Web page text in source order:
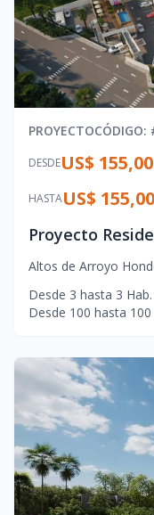
PROYECTOCÓDIGO:
DESDEUS$
HASTAUS$
Altos de Arroyo
Desde 3 hasta 3 Hab.
Desde 100 hasta 100